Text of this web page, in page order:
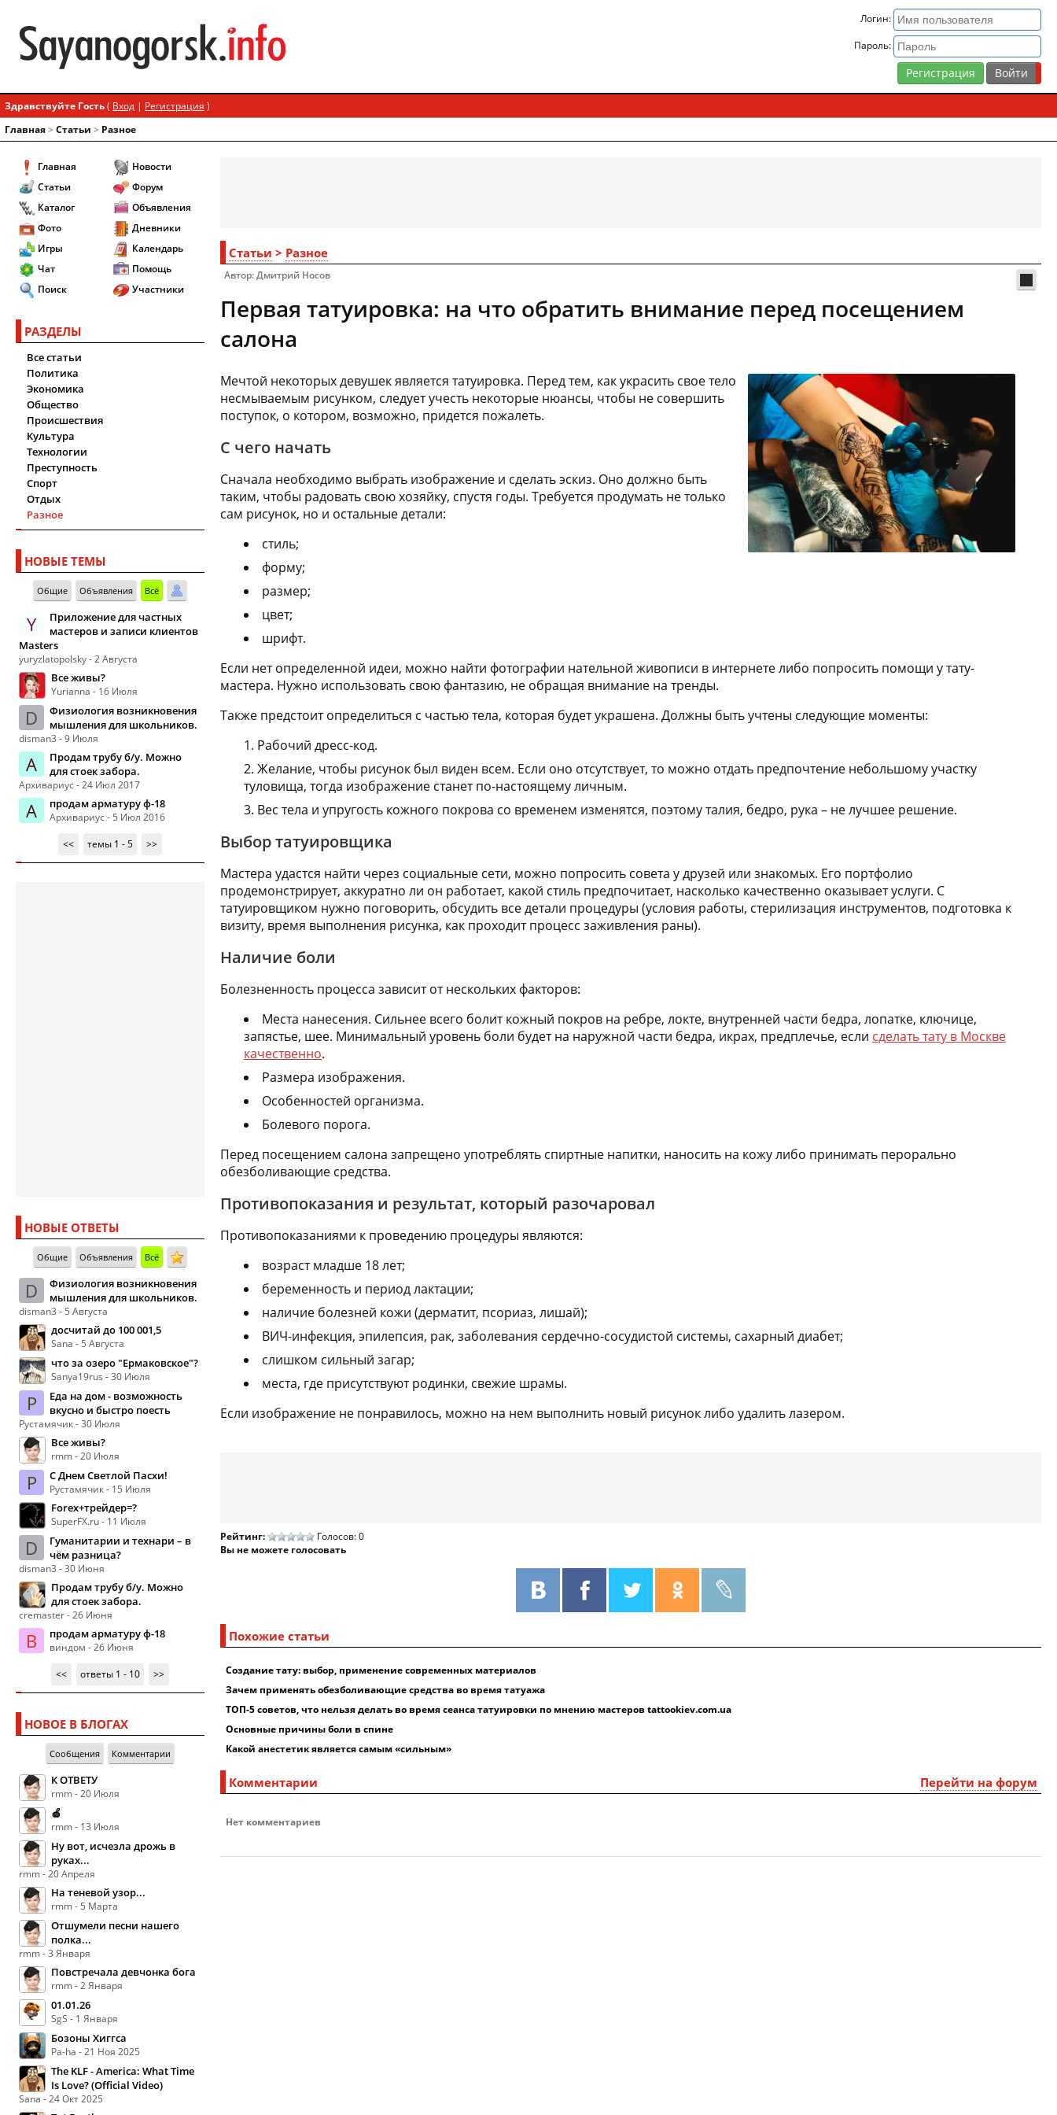
Логин:
Пароль:
Регистрация
Здравствуйте Гость( Вход | Регистрация )
Главная> Статьи > Разное
Главная
Статьи
Каталог
Фото
Игры
Чат
Поиск
Новости
Форум
Объявления
Дневники
Календарь
Помощь
Участники
РАЗДЕЛЫ
Все статьи
Политика
Экономика
Общество
Происшествия
Культура
Технологии
Преступность
Спорт
Отдых
Разное
НОВЫЕ ТЕМЫ
Общие Объявления Всё
Y
Приложение для частных
мастеров и записи клиентов
Masters
yuryzlatopolsky - 2 Августа
Все живы?
Yurianna - 16 Июля
D
Физиология возникновения
мышления для школьников.
disman3 - 9 Июля
А
Продам трубу б/у. Можно
для стоек забора.
Архивариус - 24 Июл 2017
А продам арматуру ф-18
Архивариус - 5 Июл 2016
<<
темы 1 - 5 >>
НОВЫЕ ОТВЕТЫ
Общие Объявления Всё
D
Физиология возникновения
мышления для школьников.
disman3 - 5 Августа
досчитай до 100 001,5
Sana - 5 Августа
что за озеро "Ермаковское"?
Sanya19rus - 30 Июля
Р
Еда на дом - возможность
вкусно и быстро поесть
Рустамячик - 30 Июля
Все живы?
rmm - 20 Июля
Р С Днем Светлой Пасхи!
Рустамячик - 15 Июля
Forex+трейдер=?
SuperFX.ru - 11 Июля
D
Гуманитарии и технари – в
чём разница?
disman3 - 30 Июня
Продам трубу б/у. Можно
для стоек забора.
cremaster - 26 Июня
В продам арматуру ф-18
виндом - 26 Июня
<<
ответы 1 - 10 >>
НОВОЕ В БЛОГАХ
Сообщения Комментарии
К ОТВЕТУ
rmm - 20 Июля
🍏
rmm - 13 Июля
Ну вот, исчезла дрожь в
руках...
rmm - 20 Апреля
На теневой узор...
rmm - 5 Марта
Отшумели песни нашего
полка...
rmm - 3 Января
Повстречала девчонка бога
rmm - 2 Января
01.01.26
SgS - 1 Января
Бозоны Хиггса
Pa-ha - 21 Ноя 2025
The KLF - America: What Time
Is Love? (Official Video)
Sana - 24 Окт 2025
Статьи > Разное
Автор: Дмитрий Носов
Первая татуировка: на что обратить внимание перед посещением
салона
Мечтой некоторых девушек является татуировка. Перед тем, как украсить свое тело
несмываемым рисунком, следует учесть некоторые нюансы, чтобы не совершить
поступок, о котором, возможно, придется пожалеть.
С чего начать
Сначала необходимо выбрать изображение и сделать эскиз. Оно должно быть
таким, чтобы радовать свою хозяйку, спустя годы. Требуется продумать не только
сам рисунок, но и остальные детали:
стиль;
форму;
размер;
цвет;
шрифт.
Если нет определенной идеи, можно найти фотографии нательной живописи в интернете либо попросить помощи у тату-
мастера. Нужно использовать свою фантазию, не обращая внимание на тренды.
Также предстоит определиться с частью тела, которая будет украшена. Должны быть учтены следующие моменты:
Рабочий дресс-код.
Желание, чтобы рисунок был виден всем. Если оно отсутствует, то можно отдать предпочтение небольшому участку
туловища, тогда изображение станет по-настоящему личным.
Вес тела и упругость кожного покрова со временем изменятся, поэтому талия, бедро, рука – не лучшее решение.
Выбор татуировщика
Мастера удастся найти через социальные сети, можно попросить совета у друзей или знакомых. Его портфолио
продемонстрирует, аккуратно ли он работает, какой стиль предпочитает, насколько качественно оказывает услуги. С
татуировщиком нужно поговорить, обсудить все детали процедуры (условия работы, стерилизация инструментов, подготовка к
визиту, время выполнения рисунка, как проходит процесс заживления раны).
Наличие боли
Болезненность процесса зависит от нескольких факторов:
Места нанесения. Сильнее всего болит кожный покров на ребре, локте, внутренней части бедра, лопатке, ключице,
запястье, шее. Минимальный уровень боли будет на наружной части бедра, икрах, предплечье, если сделать тату в Москве
качественно.
Размера изображения.
Особенностей организма.
Болевого порога.
Перед посещением салона запрещено употреблять спиртные напитки, наносить на кожу либо принимать перорально
обезболивающие средства.
Противопоказания и результат, который разочаровал
Противопоказаниями к проведению процедуры являются:
возраст младше 18 лет;
беременность и период лактации;
наличие болезней кожи (дерматит, псориаз, лишай);
ВИЧ-инфекция, эпилепсия, рак, заболевания сердечно-сосудистой системы, сахарный диабет;
слишком сильный загар;
места, где присутствуют родинки, свежие шрамы.
Если изображение не понравилось, можно на нем выполнить новый рисунок либо удалить лазером.
Рейтинг:
Голосов: 0
Вы не можете голосовать
Похожие статьи
Создание тату: выбор, применение современных материалов
Зачем применять обезболивающие средства во время татуажа
ТОП-5 советов, что нельзя делать во время сеанса татуировки по мнению мастеров tattookiev.com.ua
Основные причины боли в спине
Какой анестетик является самым «сильным»
Перейти на форум
Комментарии
Нет комментариев